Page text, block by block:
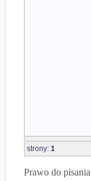
strony: 1
Prawo do